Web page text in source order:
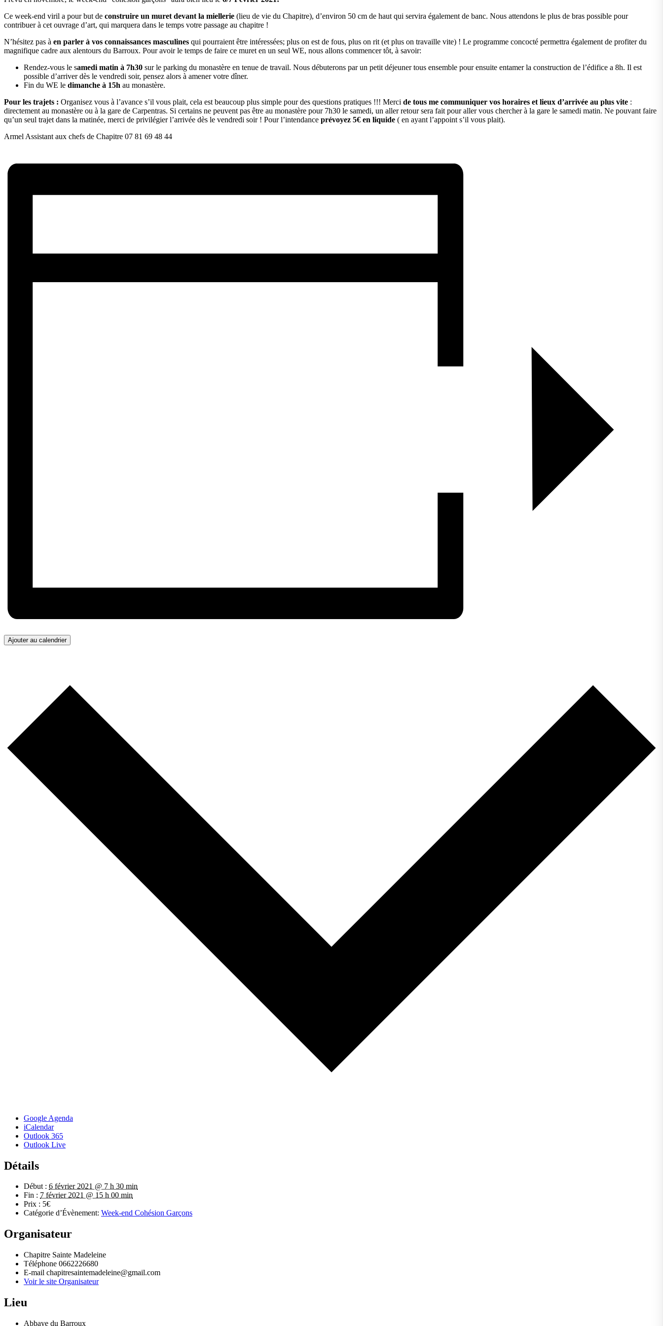
Ce week-end viril a pour but de construire un muret devant la miellerie (lieu de vie du Chapitre), d’environ 50 cm de haut qui servira également de banc. Nous attendons le plus de bras possible pour
contribuer à cet ouvrage d’art, qui marquera dans le temps votre passage au chapitre !
N’hésitez pas à en parler à vos connaissances masculines qui pourraient être intéressées; plus on est de fous, plus on rit (et plus on travaille vite) ! Le programme concocté permettra également de profiter du
magnifique cadre aux alentours du Barroux. Pour avoir le temps de faire ce muret en un seul WE, nous allons commencer tôt, à savoir:
Rendez-vous le samedi matin à 7h30 sur le parking du monastère en tenue de travail. Nous débuterons par un petit déjeuner tous ensemble pour ensuite entamer la construction de l’édifice a 8h. Il est
possible d’arriver dès le vendredi soir, pensez alors à amener votre dîner.
Fin du WE le dimanche à 15h au monastère.
Pour les trajets : Organisez vous à l’avance s’il vous plait, cela est beaucoup plus simple pour des questions pratiques !!! Merci de tous me communiquer vos horaires et lieux d’arrivée au plus vite :
directement au monastère ou à la gare de Carpentras. Si certains ne peuvent pas être au monastère pour 7h30 le samedi, un aller retour sera fait pour aller vous chercher à la gare le samedi matin. Ne pouvant faire
qu’un seul trajet dans la matinée, merci de privilégier l’arrivée dès le vendredi soir ! Pour l’intendance prévoyez 5€ en liquide ( en ayant l’appoint s’il vous plait).
Armel Assistant aux chefs de Chapitre 07 81 69 48 44
Ajouter au calendrier
Google Agenda
iCalendar
Outlook 365
Outlook Live
Détails
Début : 6 février 2021 @ 7 h 30 min
Fin : 7 février 2021 @ 15 h 00 min
Prix : 5€
Catégorie d’Évènement: Week-end Cohésion Garçons
Organisateur
Chapitre Sainte Madeleine
Téléphone 0662226680
E-mail chapitresaintemadeleine@gmail.com
Voir le site Organisateur
Lieu
Abbaye du Barroux